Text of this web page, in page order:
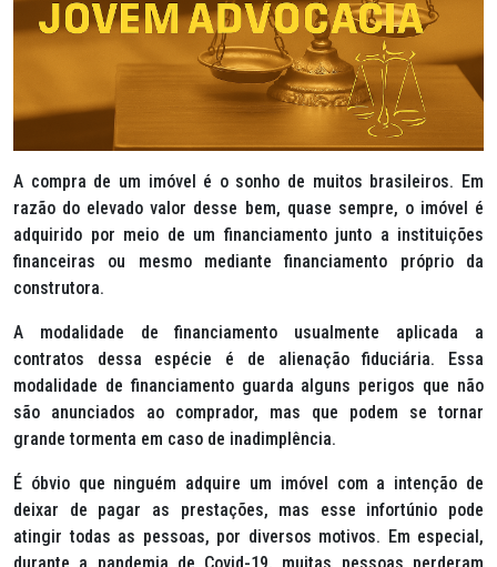
A compra de um imóvel é o sonho de muitos brasileiros. Em
razão do elevado valor desse bem, quase sempre, o imóvel é
adquirido por meio de um financiamento junto a instituições
financeiras ou mesmo mediante financiamento próprio da
construtora.
A modalidade de financiamento usualmente aplicada a
contratos dessa espécie é de alienação fiduciária. Essa
modalidade de financiamento guarda alguns perigos que não
são anunciados ao comprador, mas que podem se tornar
grande tormenta em caso de inadimplência.
É óbvio que ninguém adquire um imóvel com a intenção de
deixar de pagar as prestações, mas esse infortúnio pode
atingir todas as pessoas, por diversos motivos. Em especial,
durante a pandemia de Covid-19, muitas pessoas perderam